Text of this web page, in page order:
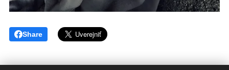
Share